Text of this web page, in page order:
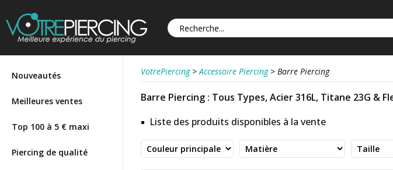
Nouveautés
Meilleures ventes
Top 100 à 5 € maxi
Piercing de qualité
VotrePiercing > Accessoire Piercing > Barre Piercing
Barre Piercing : Tous Types, Acier 316L, Titane 23G &
Liste des produits disponibles à la vente